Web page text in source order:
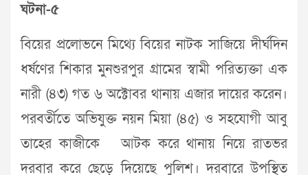
ঘটনা-৫
বিয়ের প্রলোভনে মিথ্যে বিয়ের নাটক সাজিয়ে দীর্ঘদিন
ধর্ষণের শিকার মুনশুরপুর গ্রামের স্বামী পরিত্যক্তা এক
নারী (৪৩) গত ৬ অক্টোবর থানায় এজার দায়ের করেন।
পরবর্তীতে অভিযুক্ত নয়ন মিয়া (৪৫) ও সহযোগী আবু
তাহের কাজীকে আটক করে থানায় নিয়ে রাতভর
দরবার করে ছেড়ে দিয়েছে পুলিশ। দরবারে উপস্থিত